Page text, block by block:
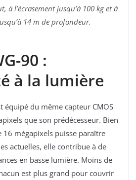
à l’écrasement jusqu’à 100 kg et à
14 m de profondeur.
90 :
à la lumière
équipé du même capteur CMOS
que son prédécesseur. Bien
16 mégapixels puisse paraître
actuelles, elle contribue à de
en basse lumière. Moins de
est plus grand pour couvrir